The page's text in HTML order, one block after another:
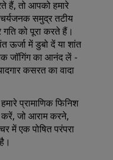
हैं, तो आपको हमारे
समुद्र तटीय
को पूरा करते हैं।
में डुबो दें या शांत
जॉगिंग का आनंद लें -
कसरत का वादा
प्रामाणिक फिनिश
करें, जो आराम करने,
में एक पोषित परंपरा